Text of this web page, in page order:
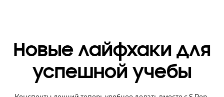
Новые лайфхаки для
успешной учебы